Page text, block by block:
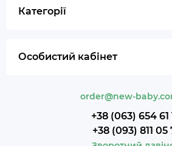
Категорії
Особистий кабінет
order@new-
+38 (063) 654 61
+38 (093) 811 05